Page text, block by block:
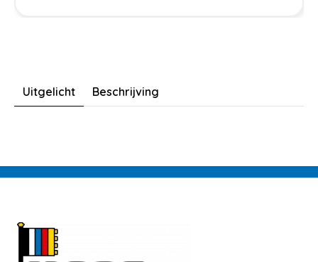
Uitgelicht Beschrijving